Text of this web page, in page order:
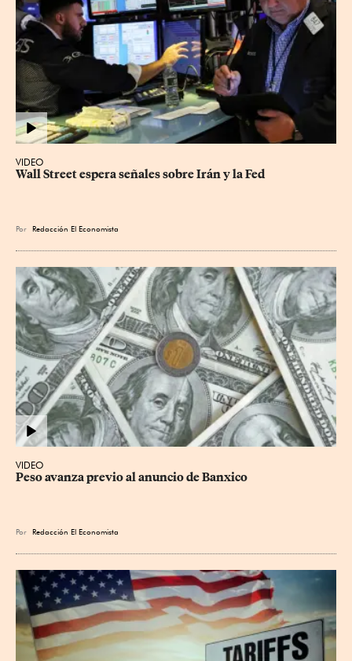
VIDEO
Wall Street espera señales sobre Irán y la Fed
Por Redacción El Economista
VIDEO
Peso avanza previo al anuncio de Banxico
Por Redacción El Economista